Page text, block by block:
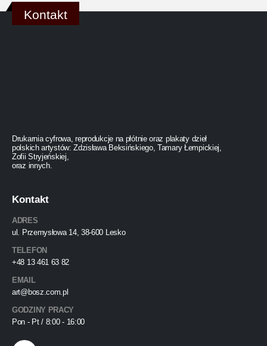
Kontakt
Drukarnia cyfrowa, reprodukcje na płótnie oraz plakaty dzieł
polskich artystów: Zdzisława Beksińskiego, Tamary Łempickiej,
Zofii Stryjeńskiej,
oraz innych.
Kontakt
ADRES
ul. Przemysłowa 14, 38-600 Lesko
TELEFON
+48 13 461 63 82
EMAIL
art@bosz.com.pl
GODZINY PRACY
Pon - Pt / 8:00 - 16:00